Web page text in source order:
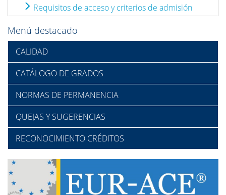
Requisitos de acceso y criterios de admisión
Menú destacado
CALIDAD
CATÁLOGO DE GRADOS
NORMAS DE PERMANENCIA
QUEJAS Y SUGERENCIAS
RECONOCIMIENTO CRÉDITOS